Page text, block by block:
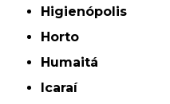
Higienópolis
Horto
Humaitá
Icaraí